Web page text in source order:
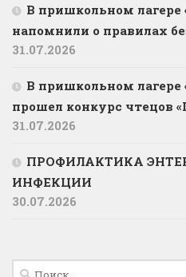
В пришкольном
напомнили о правилах
31.07.2026
В пришкольном
прошел конкурс чтецов
31.07.2026
ПРОФИЛАКТИКА
ИНФЕКЦИИ
30.07.2026
Найти: